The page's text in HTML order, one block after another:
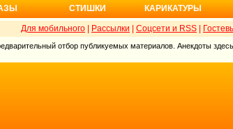
СТИШКИ КАРИКАТУРЫ
Для мобильного Рассылки Соцсети и RSS
отбор публикуемых материалов. Анекдоты